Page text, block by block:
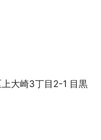
大崎3丁目2-1 目黒